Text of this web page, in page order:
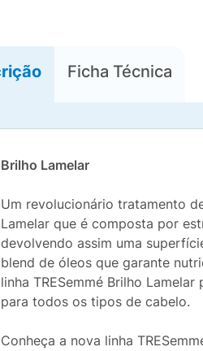
Ficha Técnica
Brilho Lamelar
Um revolucionário tratamento
Lamelar que é composta por
devolvendo assim uma
blend de óleos que garante
linha TRESemmé Brilho
para todos os tipos de cabelo.
Conheça a nova linha